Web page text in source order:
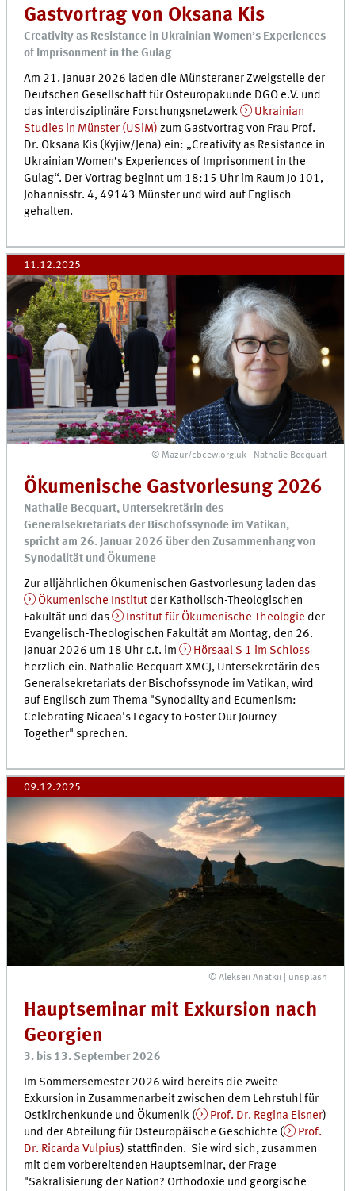
Gastvortrag von Oksana Kis
Creativity as Resistance in Ukrainian Women’s Experiences
of Imprisonment in the Gulag
Am 21. Januar 2026 laden die Münsteraner Zweigstelle der
Deutschen Gesellschaft für Osteuropakunde DGO e.V. und
das interdisziplinäre Forschungsnetzwerk
Ukrainian
Studies in Münster (USiM)zum Gastvortrag von Frau Prof.
Dr. Oksana Kis (Kyjiw/Jena) ein: „Creativity as Resistance in
Ukrainian Women’s Experiences of Imprisonment in the
Gulag“. Der Vortrag beginnt um 18:15 Uhr im Raum Jo 101,
Johannisstr. 4, 49143 Münster und wird auf Englisch
gehalten.
11.12.2025
© Mazur/cbcew.org.uk | Nathalie Becquart
Ökumenische Gastvorlesung 2026
Nathalie Becquart, Untersekretärin des
Generalsekretariats der Bischofssynode im Vatikan,
spricht am 26. Januar 2026 über den Zusammenhang von
Synodalität und Ökumene
Zur alljährlichen Ökumenischen Gastvorlesung laden das
Ökumenische Institut der Katholisch-Theologischen
Fakultät und das
Institut für Ökumenische Theologie der
Evangelisch-Theologischen Fakultät am Montag, den 26.
Januar 2026 um 18 Uhr c.t. im
Hörsaal S 1 im Schloss
herzlich ein. Nathalie Becquart XMCJ, Untersekretärin des
Generalsekretariats der Bischofssynode im Vatikan, wird
auf Englisch zum Thema "Synodality and Ecumenism:
Celebrating Nicaea's Legacy to Foster Our Journey
Together" sprechen.
09.12.2025
© Alekseii Anatkii | unsplash
Hauptseminar mit Exkursion nach
Georgien
3. bis 13. September 2026
Im Sommersemester 2026 wird bereits die zweite
Exkursion in Zusammenarbeit zwischen dem Lehrstuhl für
Ostkirchenkunde und Ökumenik (
Prof. Dr. Regina Elsner)
und der Abteilung für Osteuropäische Geschichte (
Prof.
Dr. Ricarda Vulpius) stattfinden. Sie wird sich, zusammen
mit dem vorbereitenden Hauptseminar, der Frage
"Sakralisierung der Nation? Orthodoxie und georgische